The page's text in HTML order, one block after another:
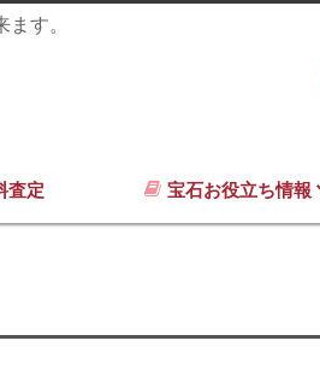
す。
査定 宝石お役立ち情報